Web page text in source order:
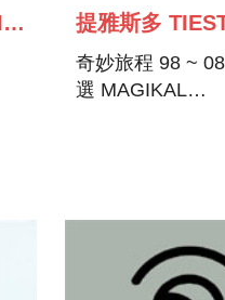
史提夫曼森 STEVE MASON 提雅斯多
奇妙旅程 98 ~
選 MAGIKAL